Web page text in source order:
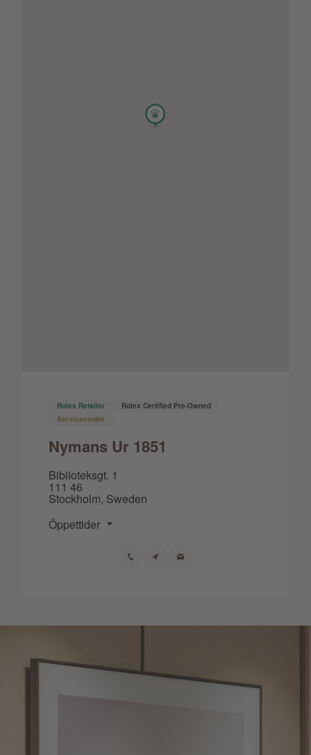
Rolex Retailer
Rolex Certified Pre-Owned
Servicecenter
Nymans Ur 1851
Biblioteksgt. 1
111 46
Stockholm, Sweden
Öppettider